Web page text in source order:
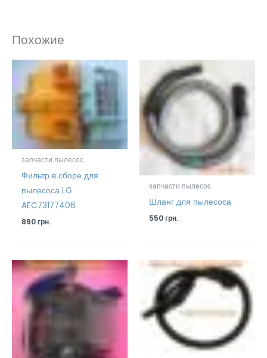
Похожие
запчасти пылесос
Фильтр в сборе для
пылесоса LG
AEC73177406
890грн.
запчасти пылесос
Шланг для пылесоса
550грн.